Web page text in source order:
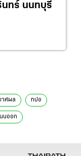
นทร์ นนทบุรี
าศผล ทปอ
นออก